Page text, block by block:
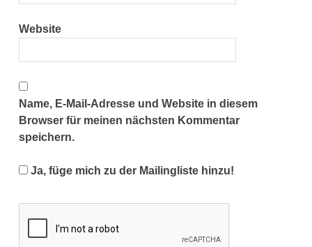
Website
Name, E-Mail-Adresse und Website in diesem
Browser für meinen nächsten Kommentar
speichern.
Ja, füge mich zu der Mailingliste hinzu!